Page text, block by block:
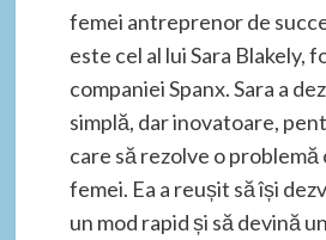
femei antreprenor de
este cel al lui Sara Blakely,
companiei Spanx. Sara a
simplă, dar inovatoare,
care să rezolve o
femei. Ea a reușit să își
un mod rapid și să devină